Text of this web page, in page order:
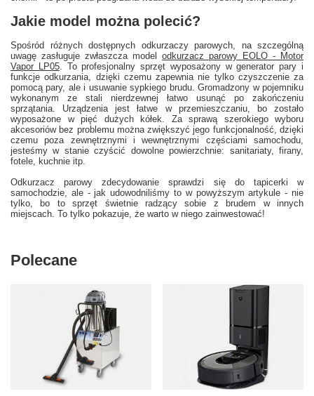
Jakie model można polecić?
Spośród różnych dostępnych odkurzaczy parowych, na szczególną
uwagę zasługuje zwłaszcza model odkurzacz parowy EOLO - Motor
Vapor LP05. To profesjonalny sprzęt wyposażony w generator pary i
funkcje odkurzania, dzięki czemu zapewnia nie tylko czyszczenie za
pomocą pary, ale i usuwanie sypkiego brudu. Gromadzony w pojemniku
wykonanym ze stali nierdzewnej łatwo usunąć po zakończeniu
sprzątania. Urządzenia jest łatwe w przemieszczaniu, bo zostało
wyposażone w pięć dużych kółek. Za sprawą szerokiego wyboru
akcesoriów bez problemu można zwiększyć jego funkcjonalność, dzięki
czemu poza zewnętrznymi i wewnętrznymi częściami samochodu,
jesteśmy w stanie czyścić dowolne powierzchnie: sanitariaty, firany,
fotele, kuchnie itp.
Odkurzacz parowy zdecydowanie sprawdzi się do tapicerki w
samochodzie, ale - jak udowodniliśmy to w powyższym artykule - nie
tylko, bo to sprzęt świetnie radzący sobie z brudem w innych
miejscach. To tylko pokazuje, że warto w niego zainwestować!
Polecane